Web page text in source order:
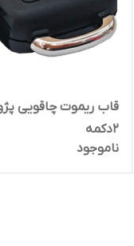
قاب ریموت چاقویی
۲دکمه
ناموجود